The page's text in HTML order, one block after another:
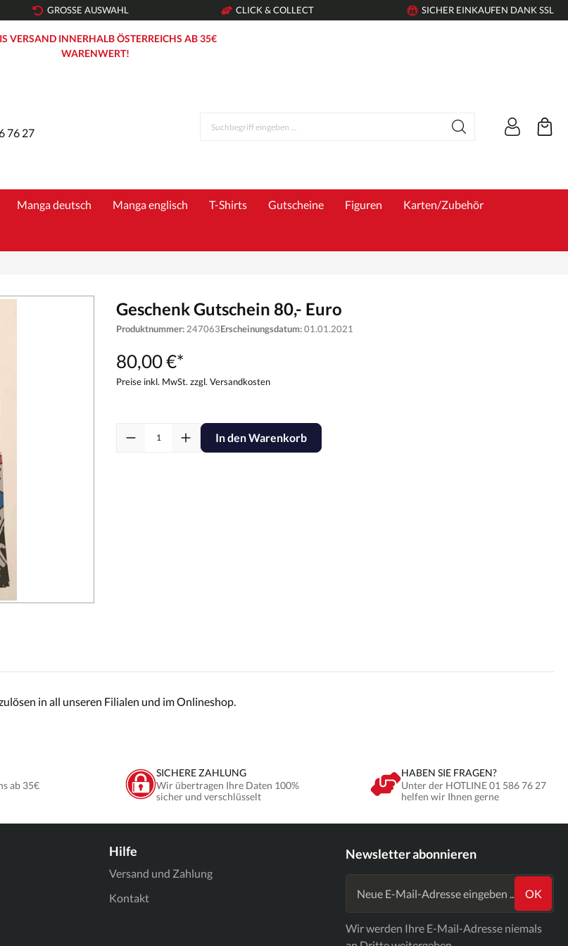
GROSSE AUSWAHL CLICK & COLLECT SICHER EINKAUFEN DANK SSL
VERSAND INNERHALB ÖSTERREICHS AB 35€
WARENWERT!
76 27
Manga deutsch Manga englisch T-Shirts Gutscheine Figuren Karten/Zubehör
Geschenk Gutschein 80,- Euro
Produktnummer: 247063Erscheinungsdatum:01.01.2021
80,00 €*
Preise inkl. MwSt. zzgl. Versandkosten
In den Warenkorb
in all unseren Filialen und im Onlineshop.
ab 35€
SICHERE ZAHLUNG
Wir übertragen Ihre Daten 100%
sicher und verschlüsselt
HABEN SIE FRAGEN?
Unter der HOTLINE 01 586 76 27
helfen wir Ihnen gerne
Hilfe
Versand und Zahlung
Kontakt
Newsletter abonnieren
OK
Wir werden Ihre E-Mail-Adresse niemals